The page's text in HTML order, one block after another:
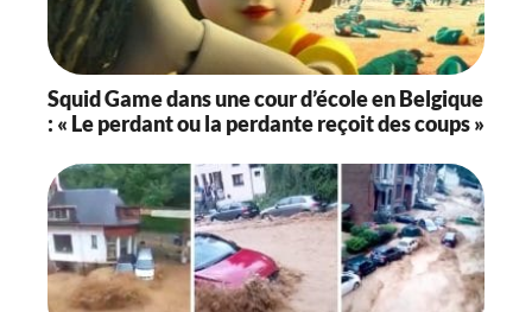
Squid Game dans une cour d’école en Belgique
: « Le perdant ou la perdante reçoit des coups »